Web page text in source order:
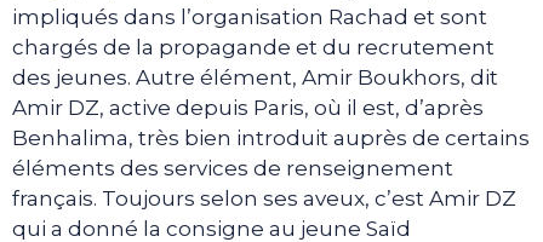
impliqués dans l’organisation Rachad et sont
chargés de la propagande et du recrutement
des jeunes. Autre élément, Amir Boukhors, dit
Amir DZ, active depuis Paris, où il est, d’après
Benhalima, très bien introduit auprès de certains
éléments des services de renseignement
français. Toujours selon ses aveux, c’est Amir DZ
qui a donné la consigne au jeune Saïd